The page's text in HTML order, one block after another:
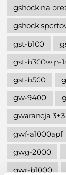
gshock na
gshock
gst-b100
gst-b300wlp-
gst-b500
gw-9400
gwarancja 3+3
gwf-a1000apf
gwg-2000
gwr-b1000